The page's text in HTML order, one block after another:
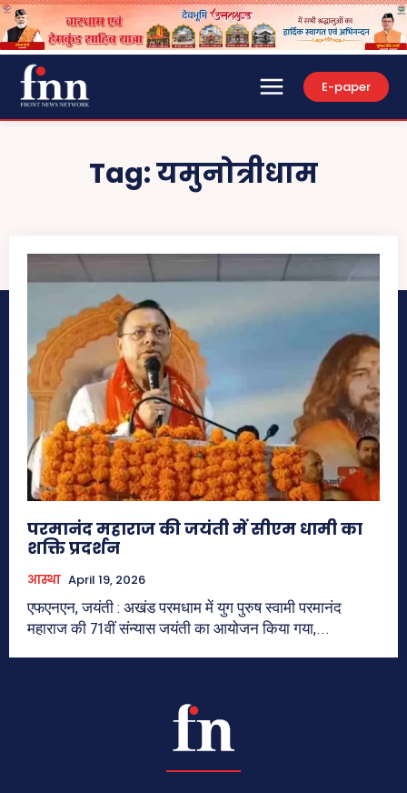
E-paper
Tag:यमुनोत्रीधाम
परमानंद महाराज की जयंती में सीएम धामी का
शक्ति प्रदर्शन
आस्था April 19, 2026
एफएनएन, जयंती : अखंड परमधाम में युग पुरुष स्वामी परमानंद
महाराज की 71वीं संन्यास जयंती का आयोजन किया गया,...